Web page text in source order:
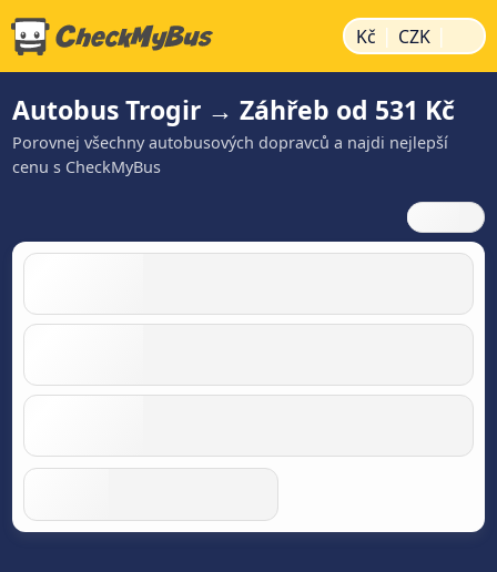
Kč | CZK |
Autobus Trogir → Záhřeb od 531 Kč
Porovnej všechny autobusových dopravců a najdi nejlepší
cenu s CheckMyBus